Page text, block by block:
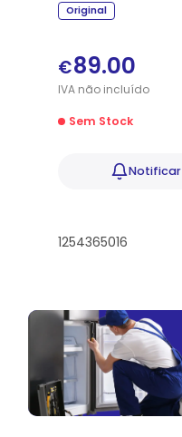
Original
€89.00
IVAnãoincluído
Sem Stock
Notificar
1254365016